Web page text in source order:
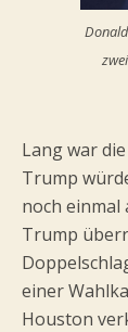
Lang war
Trump
noch
Trump
einer
Houston